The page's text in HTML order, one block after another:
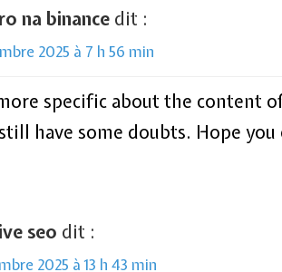
na binance dit :
2025 à 7 h 56 min
specific about the content
have some doubts. Hope you
seo dit :
2025 à 13 h 43 min